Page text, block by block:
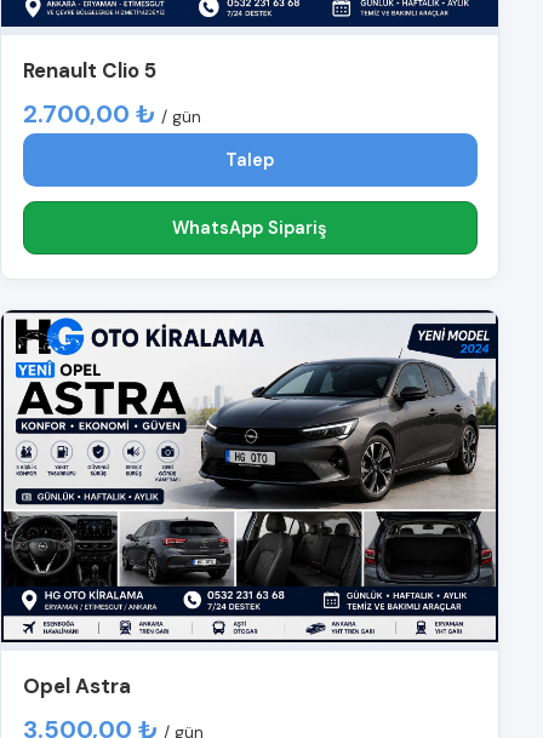
Renault Clio 5
2.700,00 ₺ / gün
Talep
WhatsApp Sipariş
Opel Astra
3.500,00 ₺ / gün